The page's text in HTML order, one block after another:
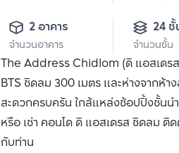
2 อาคาร
จำนวนอาคาร
24 ชั้
จำนวนชั้น
The Address Chidlom (ดิ แอสเดร
BTS ชิดลม 300 เมตร และห่างจากห้
สะดวกครบครัน ใกล้แหล่งช้อปปิ้งชั้นน
หรือ เช่า คอนโด ดิ แอสเดรส ชิดลม ติ
กับท่าน